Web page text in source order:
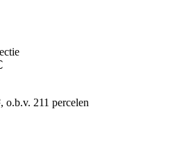
o.b.v. 211 percelen